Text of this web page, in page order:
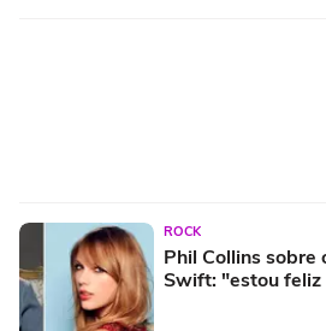
ROCK
Phil Collins sobre
Swift: "estou feliz